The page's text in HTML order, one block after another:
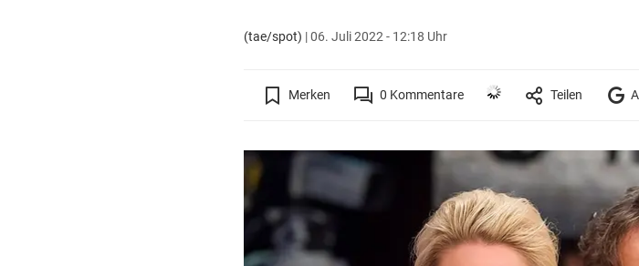
(tae/spot) |06. Juli 2022 - 12:18 Uhr
Merken 0 Kommentare Teilen